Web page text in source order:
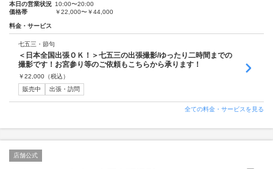
本日の営業状況 10:00〜20:00
価格帯
￥22,000〜￥44,000
料金・サービス
七五三・節句
＜日本全国出張ＯＫ！＞七五三の出張撮影/ゆったり二時間までの
撮影です！お宮参り等のご依頼もこちらから承ります！
￥22,000 （税込）
販売中
出張・訪問
全ての料金・サービスを見る
店舗公式